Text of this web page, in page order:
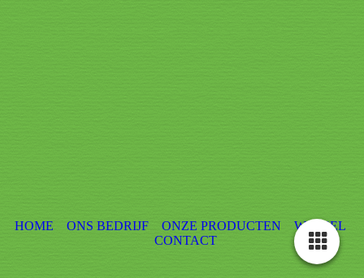
HOME ONS BEDRIJF ONZE PRODUCTEN
WINKEL
CONTACT